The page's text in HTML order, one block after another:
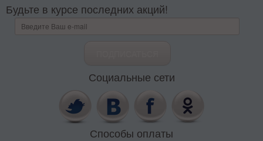
Будьте в курсе последних акций!
Социальные сети
Способы оплаты